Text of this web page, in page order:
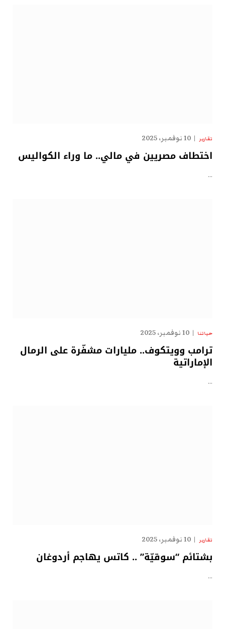
تقارير 10 نوفمبر، 2025
اختطاف مصريين في مالي.. ما وراء الكواليس
…
حياتنا 10 نوفمبر، 2025
ترامب وويتكوف.. مليارات مشفّرة على الرمال
الإماراتية
…
تقارير 10 نوفمبر، 2025
بشتائم “سوقيّة” .. كاتس يهاجم أردوغان
…